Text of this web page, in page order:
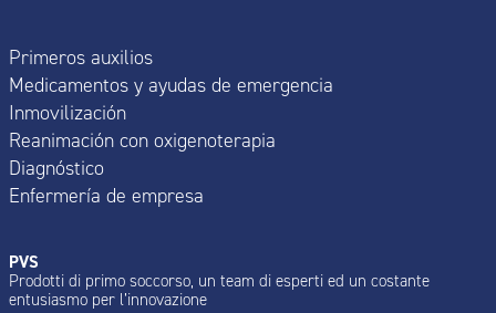
Primeros auxilios
Medicamentos y ayudas de emergencia
Inmovilización
Reanimación con oxigenoterapia
Diagnóstico
Enfermería de empresa
PVS
Prodotti di primo soccorso, un team di esperti ed un costante
entusiasmo per l’innovazione